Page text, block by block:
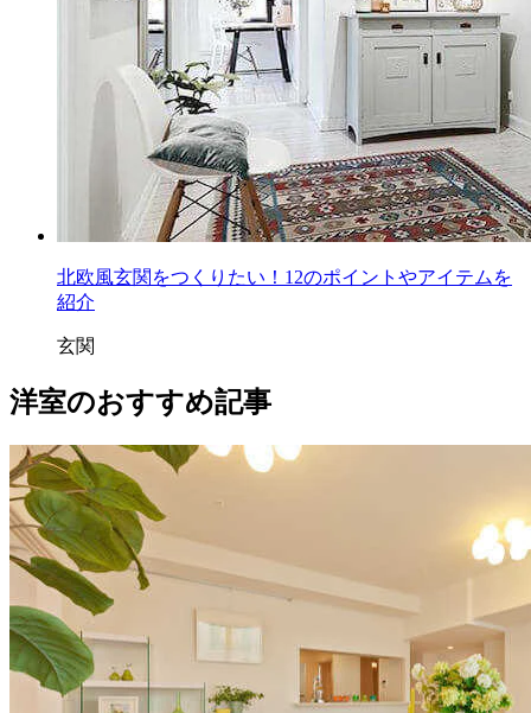
北欧風玄関をつくりたい！12のポイントやアイテムを
紹介
玄関
洋室のおすすめ記事